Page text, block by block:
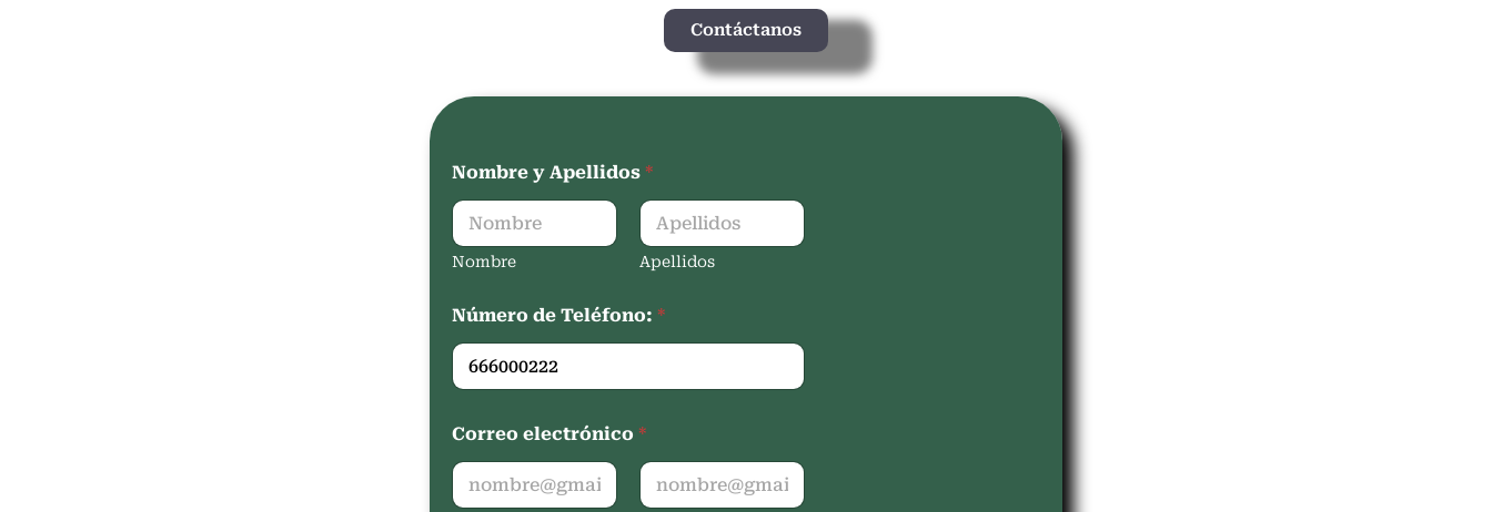
Contáctanos
Nombre y Apellidos *
Nombre Apellidos
Número de Teléfono: *
Correo electrónico *